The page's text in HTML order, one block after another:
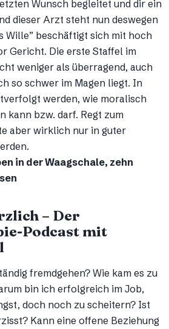
Wunsch begleitet und dir ein
dieser Arzt steht nun deswegen
Wille” beschäftigt sich mit hoch
Gericht. Die erste Staffel im
weniger als überragend, auch
so schwer im Magen liegt. In
werden, wie moralisch
kann bzw. darf. Regt zum
aber wirklich nur in guter
in der Waagschale, zehn
– Der
Podcast mit
fremdgehen? Wie kam es zu
bin ich erfolgreich im Job,
doch noch zu scheitern? Ist
Kann eine offene Beziehung